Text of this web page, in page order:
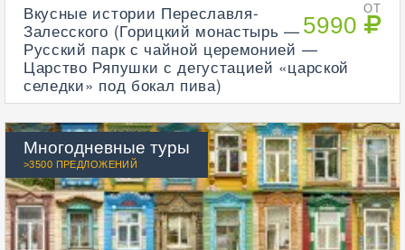
ОТ
5990
Вкусные истории Переславля-
Залесского (Горицкий монастырь —
Русский парк с чайной церемонией —
Царство Ряпушки с дегустацией «царской
селедки» под бокал пива)
Многодневные туры
>3500 ПРЕДЛОЖЕНИЙ